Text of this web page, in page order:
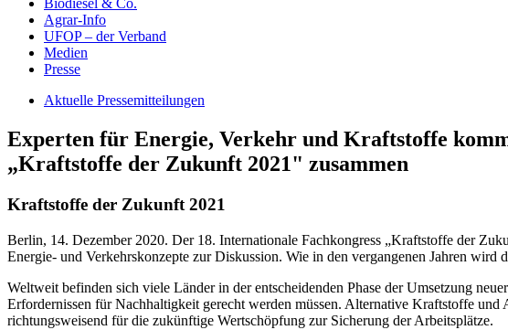
Biodiesel & Co.
Agrar-Info
UFOP – der Verband
Medien
Presse
Aktuelle Pressemitteilungen
Experten für Energie, Verkehr und Kraftstoffe
„Kraftstoffe der Zukunft 2021" zusammen
Kraftstoffe der Zukunft 2021
Berlin, 14. Dezember 2020. Der 18. Internationale Fachkongress „Kraftstoffe der
Energie- und Verkehrskonzepte zur Diskussion. Wie in den vergangenen Jahren
Weltweit befinden sich viele Länder in der entscheidenden Phase der Umsetzung
Erfordernissen für Nachhaltigkeit gerecht werden müssen. Alternative Kraftstoffe
richtungsweisend für die zukünftige Wertschöpfung zur Sicherung der Arbeitsplätze.